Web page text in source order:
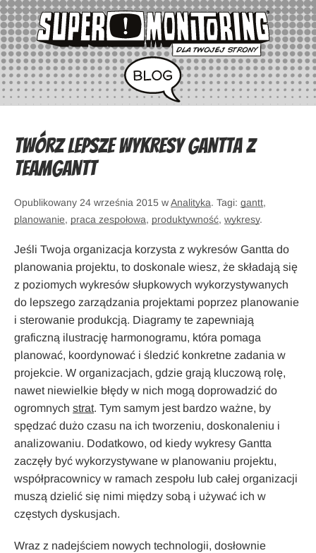
Twórz lepsze wykresy Gantta z
TeamGantt
Opublikowany 24 września 2015 wAnalityka. Tagi: gantt,
planowanie, praca zespołowa, produktywność, wykresy.
Jeśli Twoja organizacja korzysta z wykresów Gantta do
planowania projektu, to doskonale wiesz, że składają się
z poziomych wykresów słupkowych wykorzystywanych
do lepszego zarządzania projektami poprzez planowanie
i sterowanie produkcją. Diagramy te zapewniają
graficzną ilustrację harmonogramu, która pomaga
planować, koordynować i śledzić konkretne zadania w
projekcie. W organizacjach, gdzie grają kluczową rolę,
nawet niewielkie błędy w nich mogą doprowadzić do
ogromnych strat. Tym samym jest bardzo ważne, by
spędzać dużo czasu na ich tworzeniu, doskonaleniu i
analizowaniu. Dodatkowo, od kiedy wykresy Gantta
zaczęły być wykorzystywane w planowaniu projektu,
współpracownicy w ramach zespołu lub całej organizacji
muszą dzielić się nimi między sobą i używać ich w
częstych dyskusjach.
Wraz z nadejściem nowych technologii, dosłownie